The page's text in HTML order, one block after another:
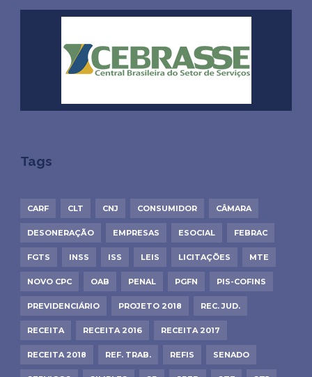
Tags
CARF CLT CNJ CONSUMIDOR CÂMARA
DESONERAÇÃO EMPRESAS ESOCIAL FEBRAC
FGTS INSS ISS LEIS LICITAÇÕES MTE
NOVO CPC OAB PENAL PGFN PIS-COFINS
PREVIDENCIÁRIO PROJETO 2018 REC. JUD.
RECEITA RECEITA 2016 RECEITA 2017
RECEITA 2018 REF. TRAB. REFIS SENADO